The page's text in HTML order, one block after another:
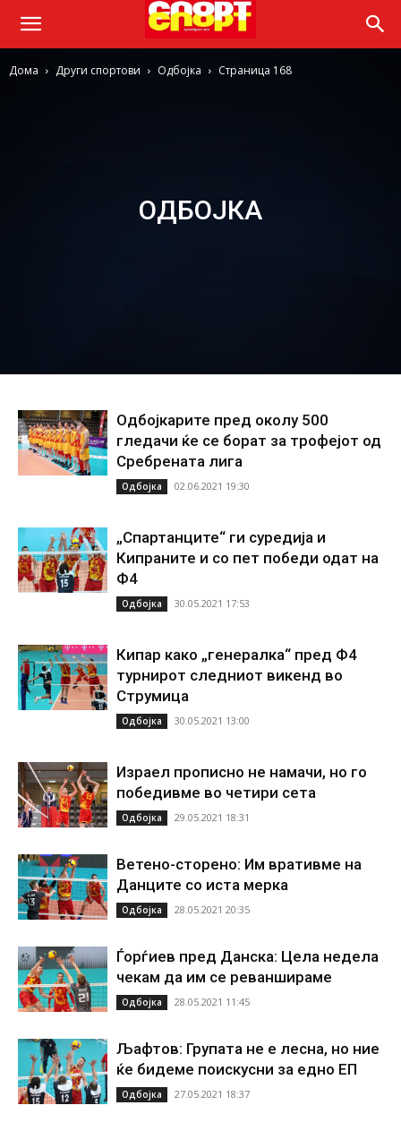
Дома Други спортови Одбојка Страница 168
ОДБОЈКА
Одбојкарите пред околу 500
гледачи ќе се борат за трофејот од
Сребрената лига
Одбојка 02.06.2021 19:30
„Спартанците“ ги суредија и
Кипраните и со пет победи одат на
Ф4
Одбојка 30.05.2021 17:53
Кипар како „генералка“ пред Ф4
турнирот следниот викенд во
Струмица
Одбојка 30.05.2021 13:00
Израел прописно не намачи, но го
победивме во четири сета
Одбојка 29.05.2021 18:31
Ветено-сторено: Им вративме на
Данците со иста мерка
Одбојка 28.05.2021 20:35
Ѓорѓиев пред Данска: Цела недела
чекам да им се реваншираме
Одбојка 28.05.2021 11:45
Љафтов: Групата не е лесна, но ние
ќе бидеме поискусни за едно ЕП
Одбојка 27.05.2021 18:37